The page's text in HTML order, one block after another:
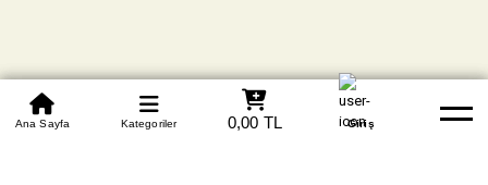
0850 305 09 70
Beden Tablosu Banka Hesapları Whatsapp Yardım
Ana Sayfa Kategoriler 0,00 TL Giriş